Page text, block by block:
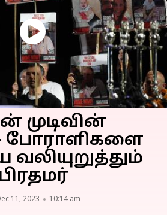
முடிவின்
போராளிகளை
11, 2023 10:14 am